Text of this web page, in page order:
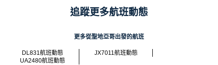
追蹤更多航班動態
更多從聖地亞哥出發的航班
DL831航班動態
JX7011航班動態
UA2480航班動態